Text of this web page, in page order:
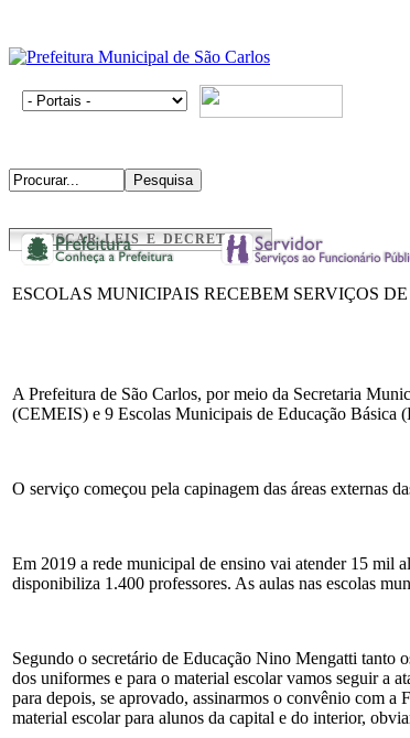
BUSCAR LEIS E DECRETOS
ESCOLAS MUNICIPAIS RECEBEM SERVIÇOS
A Prefeitura de São Carlos, por meio da Secretaria
(CEMEIS) e 9 Escolas Municipais de Educação Básica
O serviço começou pela capinagem das áreas externas
Em 2019 a rede municipal de ensino vai atender 15 mil
disponibiliza 1.400 professores. As aulas nas escolas
Segundo o secretário de Educação Nino Mengatti tanto
dos uniformes e para o material escolar vamos seguir a
para depois, se aprovado, assinarmos o convênio com a
material escolar para alunos da capital e do interior,